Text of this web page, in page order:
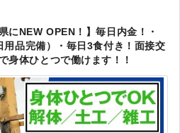
にNEW OPEN！】毎日内金！・
品完備）・毎日3食付き！面接交
身体ひとつで働けます！！